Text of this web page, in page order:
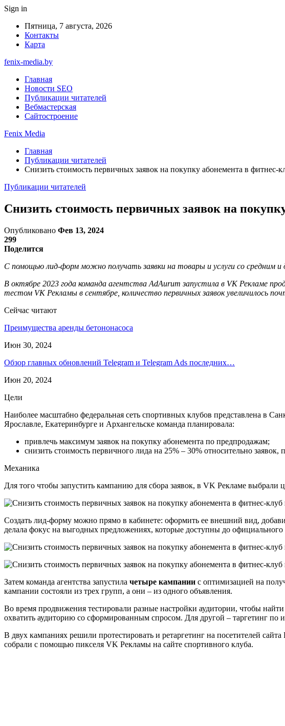
Sign in
Пятница, 7 августа, 2026
Контакты
Карта
fenix-media.by
Главная
Новости SEO
Публикации читателей
Вебмастерская
Сайтостроение
Fenix Media
Главная
Публикации читателей
Снизить стоимость первичных заявок на покупку абонемента в фитнес-
Публикации читателей
Снизить стоимость первичных заявок на
Опубликовано Фев 13, 2024
299
Поделится
С помощью лид-форм можно получать заявки на товары и услуги со средним
В октябре 2023 года команда агентства AdAurum запустила в VK Рекламе
тестом VK Рекламы в сентябре, количество первичных заявок увеличилось
Сейчас читают
Преимущества аренды бетононасоса
Июн 30, 2024
Обзор главных обновлений Telegram и Telegram Ads последних…
Июн 20, 2024
Цели
Наиболее масштабно федеральная сеть спортивных клубов представлена в
Ярославле, Екатеринбурге и Архангельске команда планировала:
привлечь максимум заявок на покупку абонемента по предпродажам;
снизить стоимость первичного лида на 25% – 30% относительно заявок,
Механика
Для того чтобы запустить кампанию для сбора заявок, в VK Рекламе выбрали
Создать лид-форму можно прямо в кабинете: оформить ее внешний вид,
делала фокус на выгодных предложениях, которые доступны до
Затем команда агентства запустила четыре кампании с оптимизацией на
кампании состояли из трех групп, а они – из одного объявления.
Во время продвижения тестировали разные настройки аудитории, чтобы
охватить аудиторию со сформированным спросом. Для другой – таргетинг по
В двух кампаниях решили протестировать и ретаргетинг на посетителей
собрали с помощью пикселя VK Рекламы на сайте спортивного клуба.